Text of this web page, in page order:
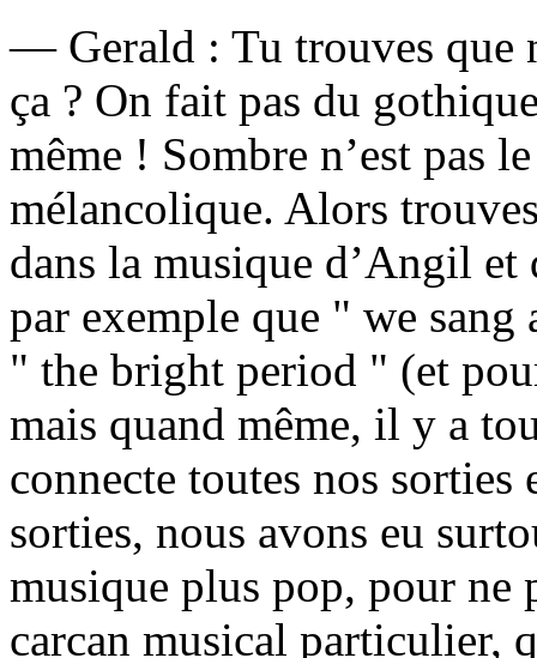
— Gerald : Tu trouves que
ça ? On fait pas du
même ! Sombre n’est pas
mélancolique. Alors
dans la musique d’Angil
par exemple que " we
" the bright period " (et
mais quand même, il y a
connecte toutes nos sorties
sorties, nous avons eu
musique plus pop, pour ne
carcan musical particulier,